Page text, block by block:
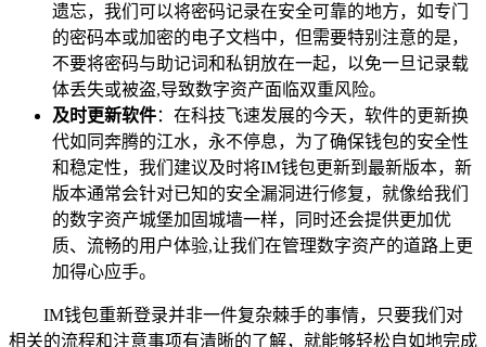
遗忘，我们可以将密码记录在安全可靠的地方，如专门
的密码本或加密的电子文档中，但需要特别注意的是，
不要将密码与助记词和私钥放在一起，以免一旦记录载
体丢失或被盗,导致数字资产面临双重风险。
及时更新软件：在科技飞速发展的今天，软件的更新换
代如同奔腾的江水，永不停息，为了确保钱包的安全性
和稳定性，我们建议及时将IM钱包更新到最新版本，新
版本通常会针对已知的安全漏洞进行修复，就像给我们
的数字资产城堡加固城墙一样，同时还会提供更加优
质、流畅的用户体验,让我们在管理数字资产的道路上更
加得心应手。
IM钱包重新登录并非一件复杂棘手的事情，只要我们对
相关的流程和注意事项有清晰的了解，就能够轻松自如地完成